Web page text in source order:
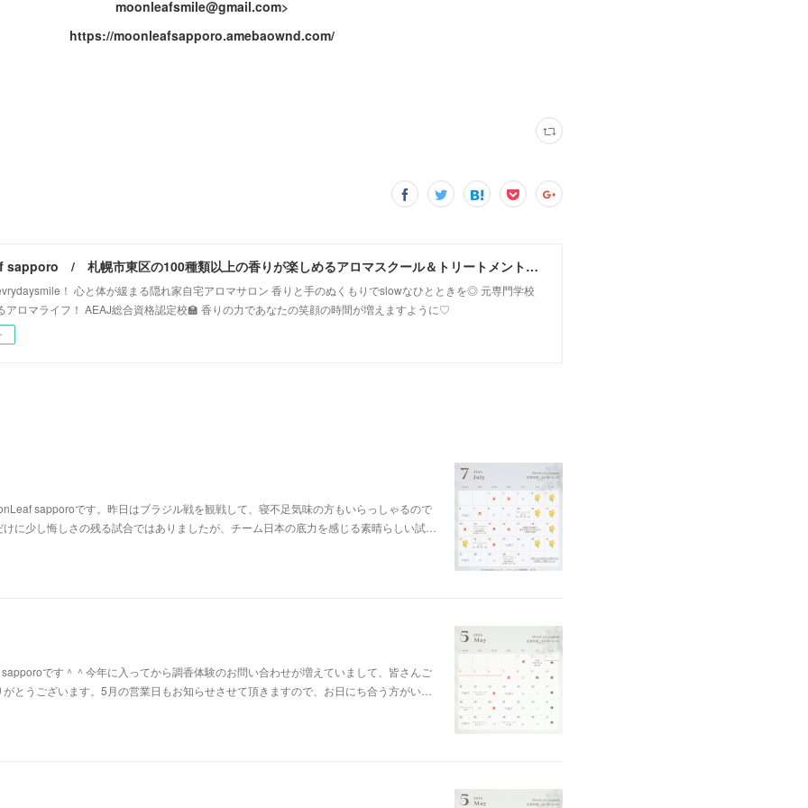
moonleafsmile@gmail.com>
https://moonleafsapporo.amebaownd.com/
MoonLeaf sapporo / 札幌市東区の100種類以上の香りが楽しめるアロマスクール＆トリートメントサロン
！ 心と体が緩まる隠れ家自宅アロマサロン 香りと手のぬくもりでslowなひとときを◎ 元専門学校
アロマライフ！ AEAJ総合資格認定校🏫 香りの力であなたの笑顔の時間が増えますように♡
sapporoです。昨日はブラジル戦を観戦して、寝不足気味の方もいらっしゃるので
に少し悔しさの残る試合ではありましたが、チーム日本の底力を感じる素晴らしい試…
です＾＾今年に入ってから調香体験のお問い合わせが増えていまして、皆さんご
とうございます。5月の営業日もお知らせさせて頂きますので、お日にち合う方がい…